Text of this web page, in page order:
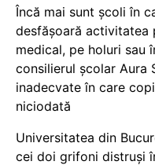
Încă mai sunt școli în
desfășoară activitatea
medical, pe holuri sau
consilierul școlar Aura
inadecvate în care
niciodată
Universitatea din
cei doi grifoni distruși